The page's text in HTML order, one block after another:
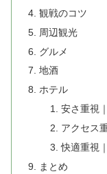
観戦のコツ
周辺観光
グルメ
地酒
ホテル
安さ重視
アクセス
快適重視
まとめ